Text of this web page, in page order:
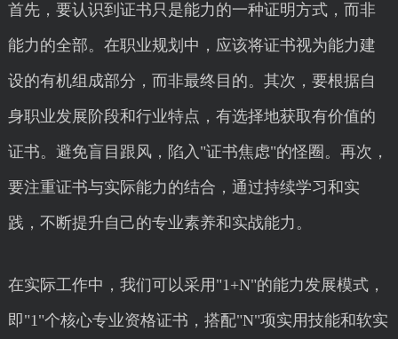
首先，要认识到证书只是能力的一种证明方式，而非
能力的全部。在职业规划中，应该将证书视为能力建
设的有机组成部分，而非最终目的。其次，要根据自
身职业发展阶段和行业特点，有选择地获取有价值的
证书。避免盲目跟风，陷入"证书焦虑"的怪圈。再次，
要注重证书与实际能力的结合，通过持续学习和实
践，不断提升自己的专业素养和实战能力。
在实际工作中，我们可以采用"1+N"的能力发展模式，
即"1"个核心专业资格证书，搭配"N"项实用技能和软实